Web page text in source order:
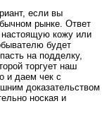
если вы
рынке. Ответ
настоящую кожу или
будет
на подделку,
торгует наш
и даем чек с
доказательством
ноская и